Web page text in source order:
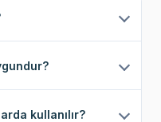
kullanılır?